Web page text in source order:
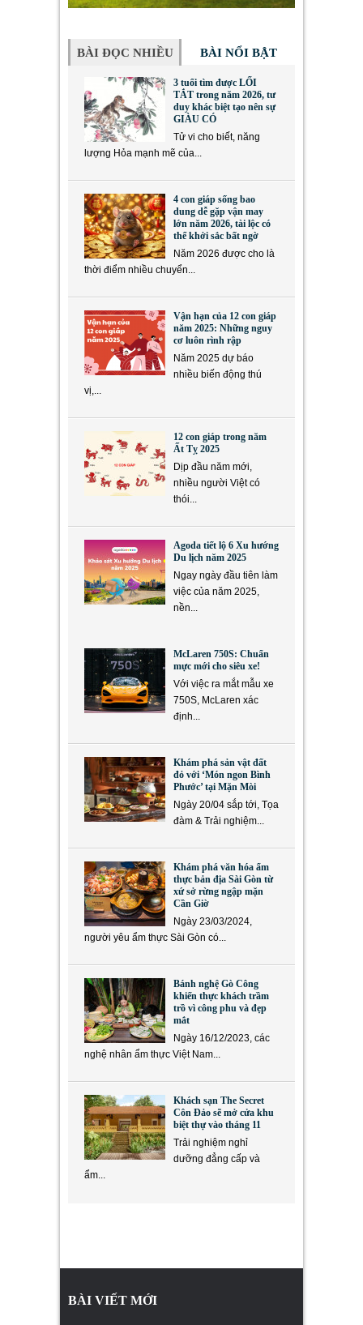
BÀI ĐỌC NHIỀU BÀI NỔI BẬT
3 tuổi tìm được LỐI
TẮT trong năm 2026, tư
duy khác biệt tạo nên sự
GIÀU CÓ
Tử vi cho biết, năng
lượng Hỏa mạnh mẽ của...
4 con giáp sống bao
dung dễ gặp vận may
lớn năm 2026, tài lộc có
thể khởi sắc bất ngờ
Năm 2026 được cho là
thời điểm nhiều chuyển...
Vận hạn của 12 con giáp
năm 2025: Những nguy
cơ luôn rình rập
Năm 2025 dự báo
nhiều biến động thú
vị,...
12 con giáp trong năm
Ất Tỵ 2025
Dịp đầu năm mới,
nhiều người Việt có
thói...
Agoda tiết lộ 6 Xu hướng
Du lịch năm 2025
Ngay ngày đầu tiên làm
việc của năm 2025,
nền...
McLaren 750S: Chuẩn
mực mới cho siêu xe!
Với việc ra mắt mẫu xe
750S, McLaren xác
định...
Khám phá sản vật đất
đỏ với ‘Món ngon Bình
Phước’ tại Mặn Mòi
Ngày 20/04 sắp tới, Tọa
đàm & Trải nghiệm...
Khám phá văn hóa ẩm
thực bản địa Sài Gòn từ
xứ sở rừng ngập mặn
Cần Giờ
Ngày 23/03/2024,
người yêu ẩm thực Sài Gòn có...
Bánh nghệ Gò Công
khiến thực khách trầm
trồ vì công phu và đẹp
mắt
Ngày 16/12/2023, các
nghệ nhân ẩm thực Việt Nam...
Khách sạn The Secret
Côn Đảo sẽ mở cửa khu
biệt thự vào tháng 11
Trải nghiệm nghỉ
dưỡng đẳng cấp và
ẩm...
BÀI VIẾT MỚI